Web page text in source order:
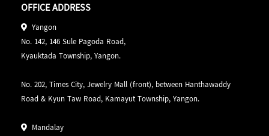
ထို့အပြင် နိုင်ငံတကာ ပညာရေးလမ်းကြောင်းကို ဆက်လက်
လျှောက်လှမ်းနိုင်ရန်အတွက် အကြံပေး ဆွေးနွေးပေးမည့်
Education Consultant များလည်းထားရှိပေးထားပါသည်။
ကျောင်းသား၊ ကျောင်းသူတို့အတွက် စစ်မှန်သည့် ပညာရေး
လမ်းကြောင်းကို ချမှတ် ပေးနိုင်မည့် မှန်ကန်သောရွေးချယ်မှုကို
Global Pathways International School နှင့် ယုံကြည်စွာ
တက်ရောက်လိုသူတွေနဲ့ မြန်မာနိုင်ငံအတွင်းမှာဘဲ နိုင်ငံတကာမှ
ဘွဲ့များကို ရယူလိုတဲ့ ကျောင်းသား၊ သူတွေအတွက် အလွန်
အရေးပါတဲ့ English Foundation ကောင်းစေဖို့အတွက်
Advanced English Language Skills နဲ့ English for
Academic Purposes စတဲ့ အင်္ဂလိပ်စာနဲ့ အခြားသော
ကျောင်းသား၊ သူတွေရဲ့ 𝐄𝐧𝐠𝐥𝐢𝐬𝐡 ဘာသာရပ် ကျွမ်းကျင်မှု
သင်ကြားပို့ချပေးခြင်း
OFFICE ADDRESS
Yangon
No. 142, 146 Sule Pagoda Road,
Kyauktada Township, Yangon.
No. 202, Times City, Jewelry Mall (front), between Hanthawaddy
Road & Kyun Taw Road, Kamayut Township, Yangon.
Mandalay